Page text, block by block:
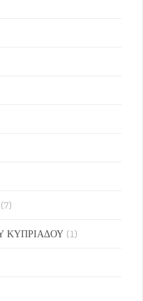
(7)
ΚΥΠΡΙΑΔΟΥ (1)